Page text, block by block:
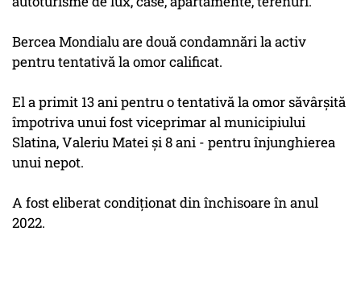
Bercea Mondialu are două condamnări la activ
pentru tentativă la omor calificat.
El a primit 13 ani pentru o tentativă la omor săvârşită
împotriva unui fost viceprimar al municipiului
Slatina, Valeriu Matei şi 8 ani - pentru înjunghierea
unui nepot.
A fost eliberat condiţionat din închisoare în anul
2022.